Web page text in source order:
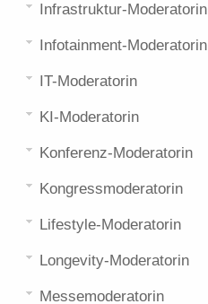
Infrastruktur-Moderatorin
Infotainment-Moderatorin
IT-Moderatorin
KI-Moderatorin
Konferenz-Moderatorin
Kongressmoderatorin
Lifestyle-Moderatorin
Longevity-Moderatorin
Messemoderatorin